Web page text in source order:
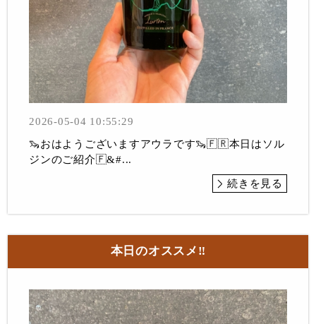
2026-05-04 10:55:29
🦦おはようございますアウラです🦦🇫🇷本日はソル
ジンのご紹介🇫&#...
続きを見る
本日のオススメ‼︎